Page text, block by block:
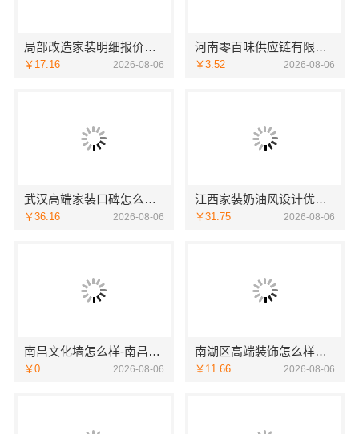
局部改造家装明细报价海南万赢饰家新型建筑材料有限公
￥17.16 2026-08-06
河南零百味供应链有限公司线下实体零食铺盈利
￥3.52 2026-08-06
武汉高端家装口碑怎么样，湖北百年米莱空间美学装饰材料有限公司揭秘
￥36.16 2026-08-06
江西家装奶油风设计优选-江西尚宅尚品新型环保材料有限公司
￥31.75 2026-08-06
南昌文化墙怎么样-南昌恒辉广告
￥0 2026-08-06
南湖区高端装饰怎么样嘉兴锦居装饰材料有限公司
￥11.66 2026-08-06